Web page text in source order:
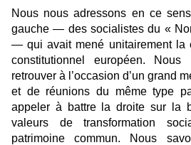
Nous nous adressons en ce
gauche — des socialistes du «
— qui avait mené unitairement la
constitutionnel européen.
retrouver à l’occasion d’un grand
et de réunions du même type
appeler à battre la droite sur la
valeurs de transformation
patrimoine commun.
Nous